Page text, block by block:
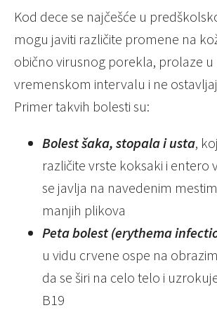
Kod dece se najčešće u
mogu javiti različite promene na
obično virusnog porekla, prolaze
vremenskom intervalu i ne
Primer takvih bolesti su:
Bolest šaka, stopala i usta,
različite vrste koksaki i entero
se javlja na navedenim
manjih plikova
Peta bolest (erythema
u vidu crvene ospe na
da se širi na celo telo i
B19